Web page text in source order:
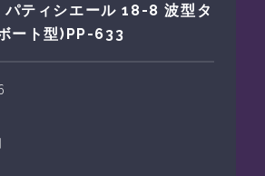
パティシエール 18-8 波型タ
ート型)PP-633